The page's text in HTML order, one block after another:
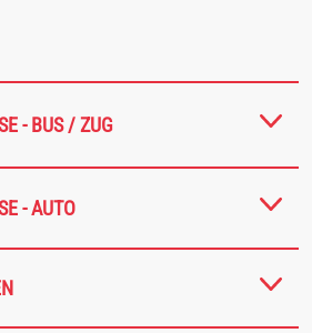
- BUS / ZUG
- AUTO